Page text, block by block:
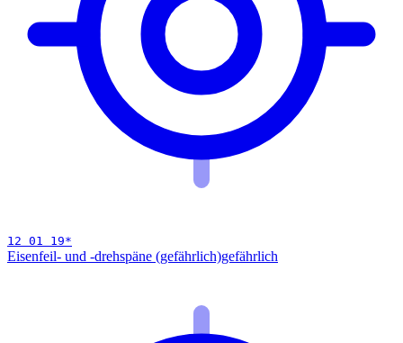
12 01 19*
Eisenfeil- und -drehspäne (gefährlich)gefährlich